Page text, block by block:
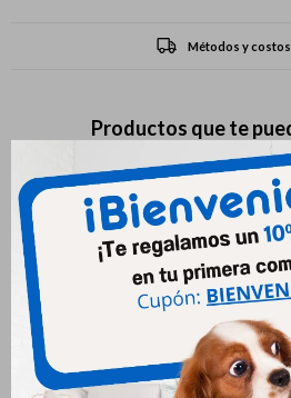
Métodos y
Productos que te